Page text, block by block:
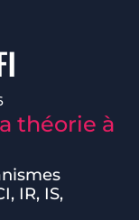
théorie à
IR, IS,